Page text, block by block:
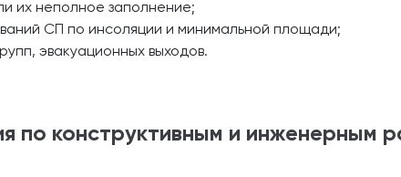
их неполное заполнение;
СП по инсоляции и минимальной площади;
эвакуационных выходов.
по конструктивным и инженерным